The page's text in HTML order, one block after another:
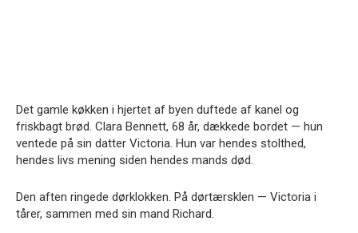
Det gamle køkken i hjertet af byen duftede af kanel og
friskbagt brød. Clara Bennett, 68 år, dækkede bordet — hun
ventede på sin datter Victoria. Hun var hendes stolthed,
hendes livs mening siden hendes mands død.
Den aften ringede dørklokken. På dørtærsklen — Victoria i
tårer, sammen med sin mand Richard.